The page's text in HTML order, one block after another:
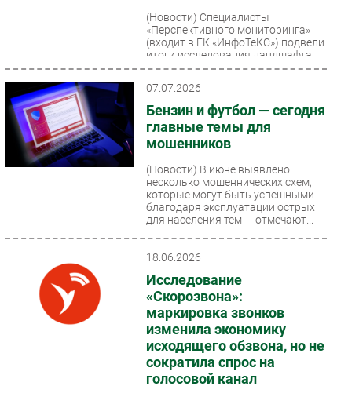
Тестовый стенд
Каталог компаний
(Новости) Специалисты
«Перспективного мониторинга»
(входит в ГК «ИнфоТеКС») подвели
итоги исследования ландшафта
киберугроз во втором квартале...
07.07.2026
Бензин и футбол — сегодня
главные темы для
мошенников
(Новости) В июне выявлено
несколько мошеннических схем,
которые могут быть успешными
благодаря эксплуатации острых
для населения тем — отмечают...
18.06.2026
Исследование
«Скорозвона»:
маркировка звонков
изменила экономику
исходящего обзвона, но не
сократила спрос на
голосовой канал